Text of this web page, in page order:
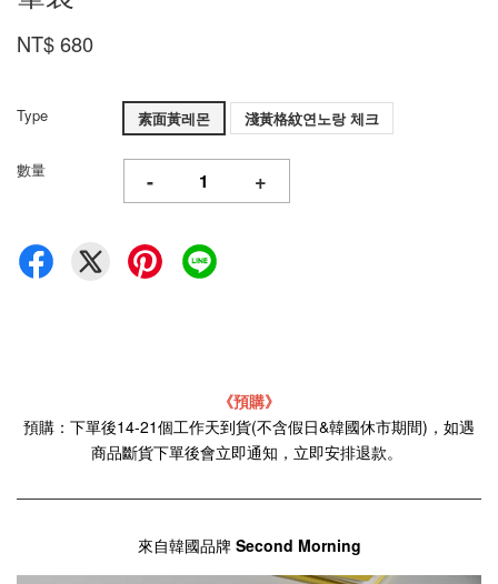
NT$ 680
Type 素面黃레몬 淺黃格紋연노랑 체크
數量 - +
《預購》
預購：下單後14-21個工作天到貨(不含假日&韓國休市期間)，如遇
商品斷貨下單後會立即通知，立即安排退款。
來自韓國品牌Second Morning